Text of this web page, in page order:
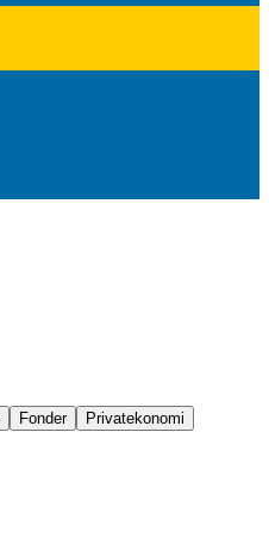
Fonder
Privatekonomi